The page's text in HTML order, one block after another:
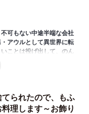
可もない中途半端な会社
アウルとして異世界に転
ことは投げ出して、のん
現代知識と魔法をフル活
、アウルが作りだしたク
られたので、もふ
料理します～お飾り